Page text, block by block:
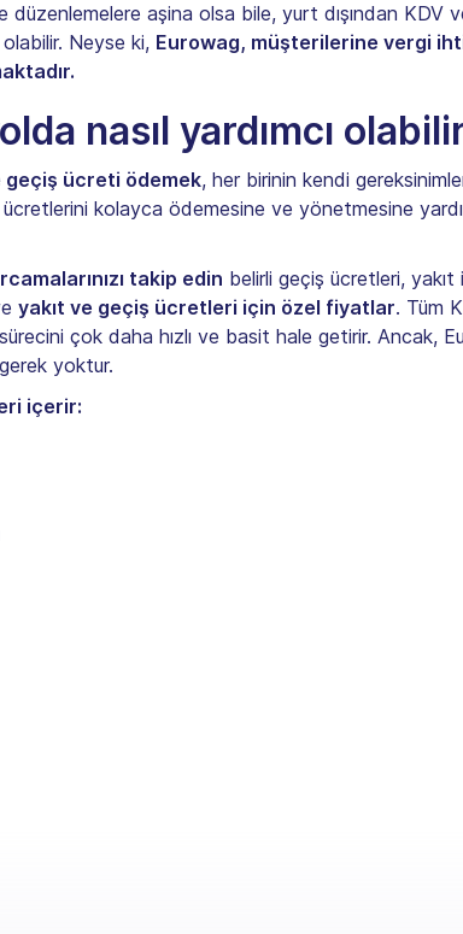
düzenlemelere aşina olsa bile, yurt dışından KDV
Neyse ki, Eurowag, müşterilerine vergi
nasıl yardımcı
ücreti ödemek, her birinin kendi
kolayca ödemesine ve yönetmesine
takip edin belirli geçiş ücretleri, yakıt
yakıt ve geçiş ücretleri için özel fiyatlar. Tüm
çok daha hızlı ve basit hale getirir. Ancak,
yoktur.
içerir: